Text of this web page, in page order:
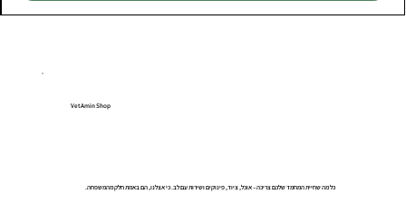
VetAmin Shop
כל מה שחיית המחמד שלכם צריכה – אוכל, ציוד, פינוקים ושירות עם לב. כי אצלנו, הם באמת חלק מהמשפחה.